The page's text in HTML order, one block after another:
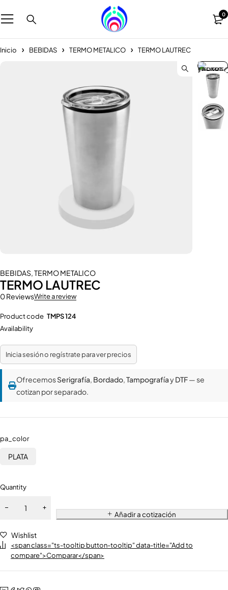
0
Inicio BEBIDAS TERMO METALICO TERMO LAUTREC
BEBIDAS,TERMO METALICO
TERMO LAUTREC
0 ReviewsWrite a review
Product code TMPS 124
Availability
Inicia sesión o regístrate para ver precios
OfrecemosSerigrafía, Bordado,TampografíayDTF— se
cotizan por separado.
pa_color
PLATA
Quantity
Añadir a cotización
Wishlist
<span class="ts-tooltip button-tooltip" data-title="Add to
compare">Comparar</span>